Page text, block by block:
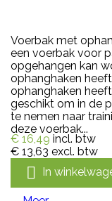
Voerbak met
een voerbak voor
opgehangen kan
ophanghaken
ophanghaken
geschikt om in de
te nemen naar
deze voerbak...
€ 16,49 incl. btw
€ 13,63 excl. btw
 In